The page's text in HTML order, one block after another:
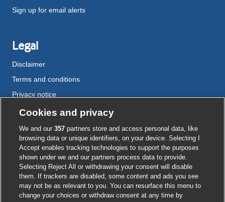
Sign up for email alerts
Legal
Disclaimer
Terms and conditions
Privacy notice
Cookie policy
Accessibility
External
link
opens
in
a
External
link
opens
in
a
External
link
opens
in
a
External
link
opens
in
a
External
link
opens
in
a
© BMJ Publishing Group 2026
Cookies and privacy
We and our357 partners store and access personal data, like
browsing data or unique identifiers, on your device. Selecting I
Accept enables tracking technologies to support the purposes
shown under we and our partners process data to provide.
Selecting Reject All or withdrawing your consent will disable
them. If trackers are disabled, some content and ads you see
may not be as relevant to you. You can resurface this menu to
change your choices or withdraw consent at any time by